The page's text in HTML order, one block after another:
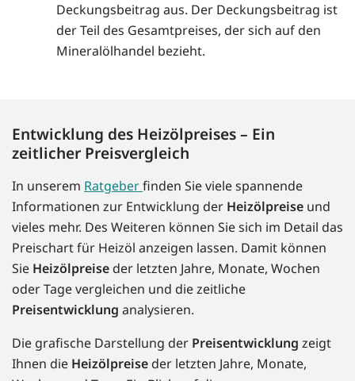
Deckungsbeitrag aus. Der Deckungsbeitrag ist
der Teil des Gesamtpreises, der sich auf den
Mineralölhandel bezieht.
Entwicklung des Heizölpreises – Ein
zeitlicher Preisvergleich
In unserem Ratgeberfinden Sie viele spannende
Informationen zur Entwicklung der Heizölpreise und
vieles mehr. Des Weiteren können Sie sich im Detail das
Preischart für Heizöl anzeigen lassen. Damit können
Sie Heizölpreise der letzten Jahre, Monate, Wochen
oder Tage vergleichen und die zeitliche
Preisentwicklung analysieren.
Die grafische Darstellung der Preisentwicklung zeigt
Ihnen die Heizölpreise der letzten Jahre, Monate,